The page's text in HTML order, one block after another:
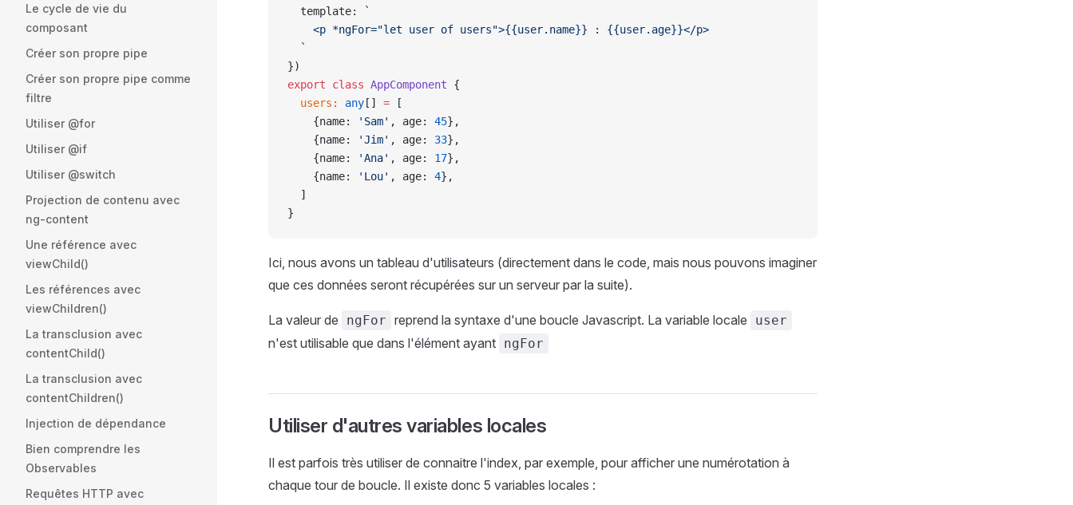
Le cycle de vie du
composant
Créer son propre pipe
Créer son propre pipe comme
filtre
Utiliser @for
Utiliser @if
Utiliser @switch
Projection de contenu avec
ng-content
Une référence avec
viewChild()
Les références avec
viewChildren()
La transclusion avec
contentChild()
La transclusion avec
contentChildren()
Injection de dépendance
Bien comprendre les
Observables
Requêtes HTTP avec
  template:
`
    <p *ngFor="let user of users">{{user.name}} : {{user.age}}</p>
  `
})
export class AppComponent {
  users
: any [] = [
    {name:
'Sam' , age: 45},
    {name:
'Jim' , age: 33},
    {name:
'Ana' , age: 17},
    {name:
'Lou' , age: 4},
  ]
}
Ici, nous avons un tableau d'utilisateurs (directement dans le code, mais nous pouvons imaginer
que ces données seront récupérées sur un serveur par la suite).
La valeur de ngFor reprend la syntaxe d'une boucle Javascript. La variable locale user
n'est utilisable que dans l'élément ayant ngFor
Utiliser d'autres variables locales
Il est parfois très utiliser de connaitre l'index, par exemple, pour afficher une numérotation à
chaque tour de boucle. Il existe donc 5 variables locales :